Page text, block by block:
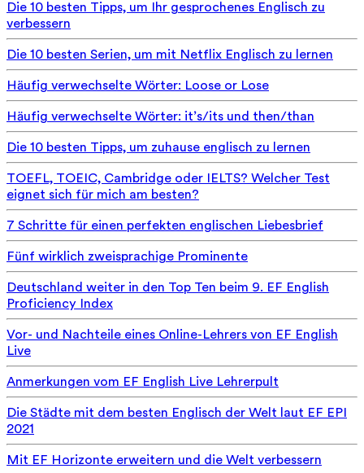
Die 10 besten Tipps, um Ihr gesprochenes Englisch zu
verbessern
Die 10 besten Serien, um mit Netflix Englisch zu lernen
Häufig verwechselte Wörter: Loose or Lose
Häufig verwechselte Wörter: it’s/its und then/than
Die 10 besten Tipps, um zuhause englisch zu lernen
TOEFL, TOEIC, Cambridge oder IELTS? Welcher Test
eignet sich für mich am besten?
7 Schritte für einen perfekten englischen Liebesbrief
Fünf wirklich zweisprachige Prominente
Deutschland weiter in den Top Ten beim 9. EF English
Proficiency Index
Vor- und Nachteile eines Online-Lehrers von EF English
Live
Anmerkungen vom EF English Live Lehrerpult
Die Städte mit dem besten Englisch der Welt laut EF EPI
2021
Mit EF Horizonte erweitern und die Welt verbessern